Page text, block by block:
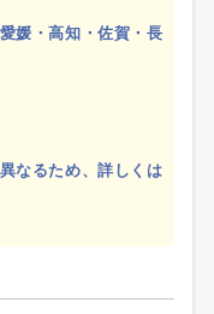
媛・高知・佐賀・長
なるため、詳しくは